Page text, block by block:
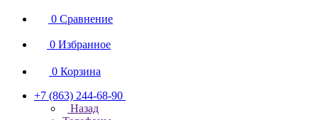
0 Сравнение
0 Избранное
0 Корзина
+7 (863) 244-68-90
Назад